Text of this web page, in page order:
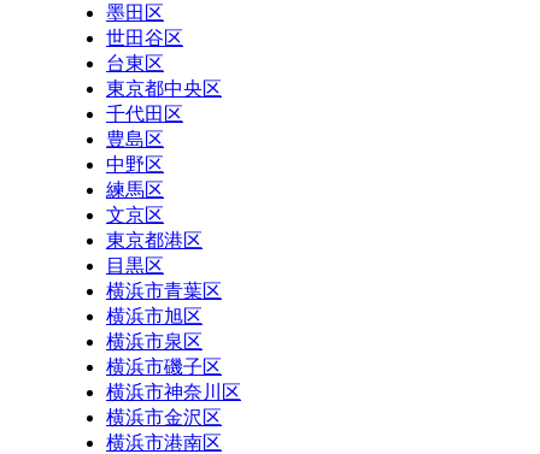
墨田区
世田谷区
台東区
東京都中央区
千代田区
豊島区
中野区
練馬区
文京区
東京都港区
目黒区
横浜市青葉区
横浜市旭区
横浜市泉区
横浜市磯子区
横浜市神奈川区
横浜市金沢区
横浜市港南区